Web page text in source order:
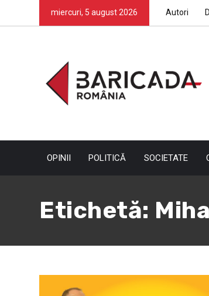
miercuri, 5 august 2026 Autori
OPINII POLITICĂ SOCIETATE
Etichetă: